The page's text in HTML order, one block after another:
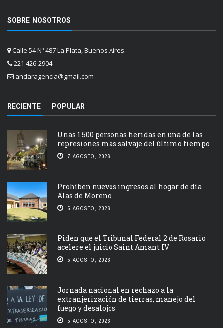
SOBRE NOSOTROS
Calle 54 Nº 487 La Plata, Buenos Aires.
221 426-2904
andaragencia@gmail.com
RECIENTE POPULAR
Unas 1.500 personas heridas en una de las
represiones más salvaje del último tiempo
7 AGOSTO, 2026
Prohíben nuevos ingresos al hogar de día
Alas de Moreno
5 AGOSTO, 2026
Piden que el Tribunal Federal 2 de Rosario
acelere el juicio Saint Amant IV
5 AGOSTO, 2026
Jornada nacional en rechazo a la
extranjerización de tierras, manejo del
fuego y desalojos
5 AGOSTO, 2026